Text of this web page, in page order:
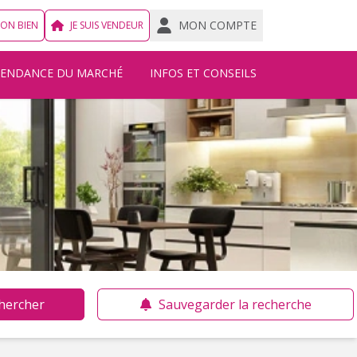
BIEN JE SUIS VENDEUR MON COMPTE
DU MARCHÉ INFOS ET CONSEILS
Sauvegarder la recherche